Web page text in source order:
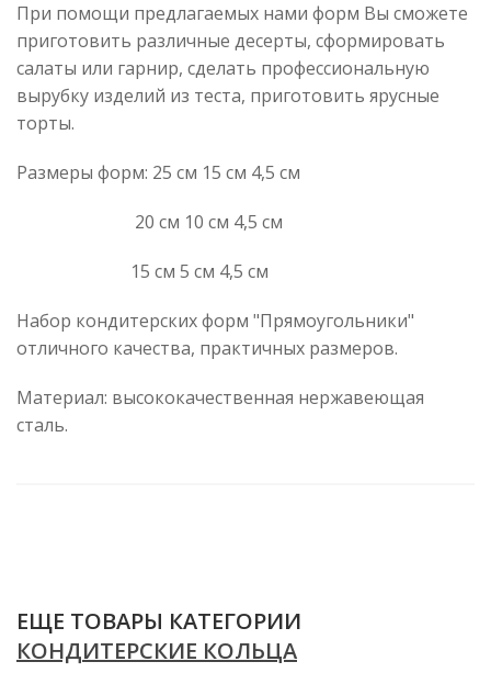
При помощи предлагаемых нами форм Вы сможете
приготовить различные десерты, сформировать
салаты или гарнир, сделать профессиональную
вырубку изделий из теста, приготовить ярусные
торты.
Размеры форм: 25 см 15 см 4,5 см
20 см 10 см 4,5 см
15 см 5 см 4,5 см
Набор кондитерских форм "Прямоугольники"
отличного качества, практичных размеров.
Материал: высококачественная нержавеющая
сталь.
ЕЩЕ ТОВАРЫ КАТЕГОРИИ
КОНДИТЕРСКИЕ КОЛЬЦА